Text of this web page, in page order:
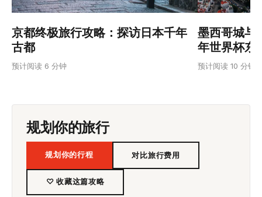
京都终极旅行攻略：探访日本千年
古都
预计阅读 6 分钟
墨西哥城与
年世界杯东
预计阅读 10 分钟
规划你的旅行
规划你的行程 对比旅行费用
♡ 收藏这篇攻略